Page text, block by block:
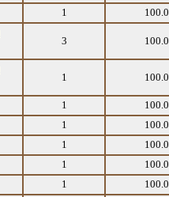
1
3
1
1
1
1
1
1